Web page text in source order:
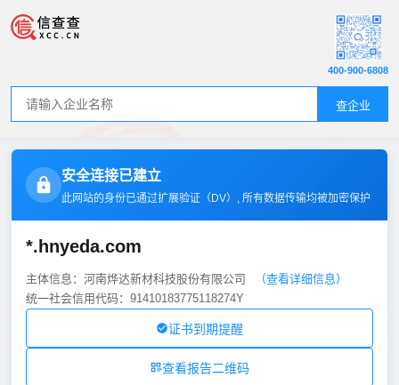
查企业
400-900-6808
安全连接已建立
此网站的身份已通过扩展验证（DV）, 所有数据传输均被加密保护
*.hnyeda.com
主体信息：河南烨达新材科技股份有限公司
（查看详细信息）
统一社会信用代码：91410183775118274Y
证书到期提醒
查看报告二维码